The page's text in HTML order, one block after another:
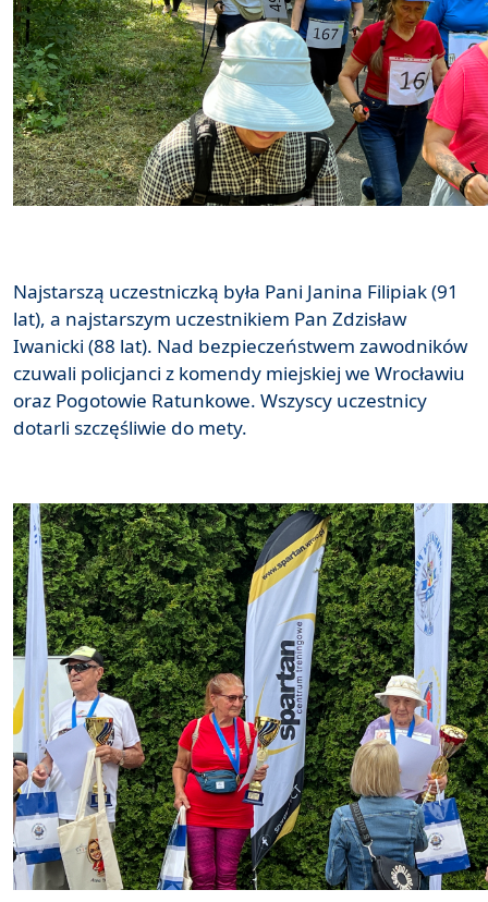
Najstarszą uczestniczką była Pani Janina Filipiak (91
lat), a najstarszym uczestnikiem Pan Zdzisław
Iwanicki (88 lat). Nad bezpieczeństwem zawodników
czuwali policjanci z komendy miejskiej we Wrocławiu
oraz Pogotowie Ratunkowe. Wszyscy uczestnicy
dotarli szczęśliwie do mety.